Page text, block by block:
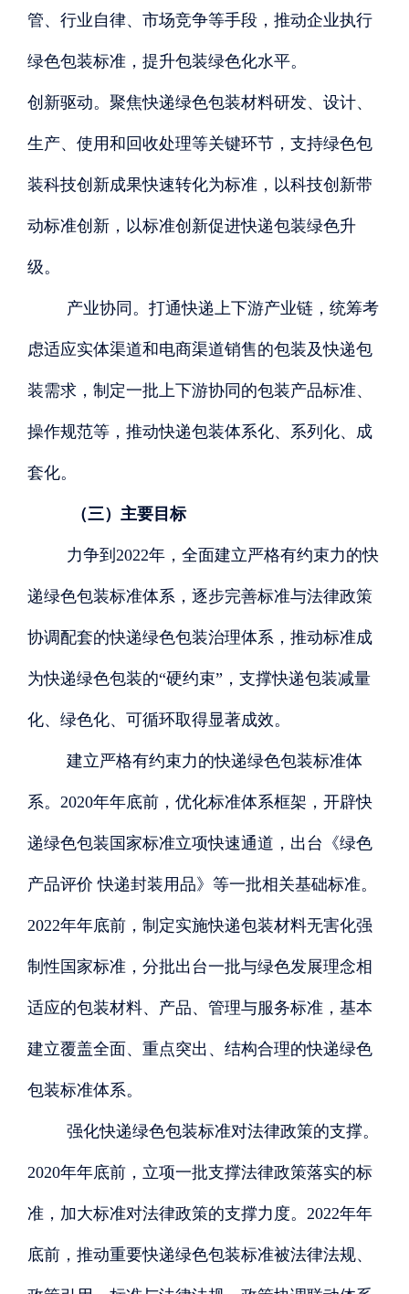
管、行业自律、市场竞争等手段，推动企业执行
绿色包装标准，提升包装绿色化水平。
创新驱动。聚焦快递绿色包装材料研发、设计、
生产、使用和回收处理等关键环节，支持绿色包
装科技创新成果快速转化为标准，以科技创新带
动标准创新，以标准创新促进快递包装绿色升
级。
产业协同。打通快递上下游产业链，统筹考
虑适应实体渠道和电商渠道销售的包装及快递包
装需求，制定一批上下游协同的包装产品标准、
操作规范等，推动快递包装体系化、系列化、成
套化。
（三）主要目标
力争到 2022年，全面建立严格有约束力的快
递绿色包装标准体系，逐步完善标准与法律政策
协调配套的快递绿色包装治理体系，推动标准成
为快递绿色包装的“硬约束”，支撑快递包装减量
化、绿色化、可循环取得显著成效。
建立严格有约束力的快递绿色包装标准体
系。 2020年年底前，优化标准体系框架，开辟快
递绿色包装国家标准立项快速通道，出台《绿色
产品评价 快递封装用品》等一批相关基础标准。
2022年年底前，制定实施快递包装材料无害化强
制性国家标准，分批出台一批与绿色发展理念相
适应的包装材料、产品、管理与服务标准，基本
建立覆盖全面、重点突出、结构合理的快递绿色
包装标准体系。
强化快递绿色包装标准对法律政策的支撑。
2020年年底前，立项一批支撑法律政策落实的标
准，加大标准对法律政策的支撑力度。2022年年
底前，推动重要快递绿色包装标准被法律法规、